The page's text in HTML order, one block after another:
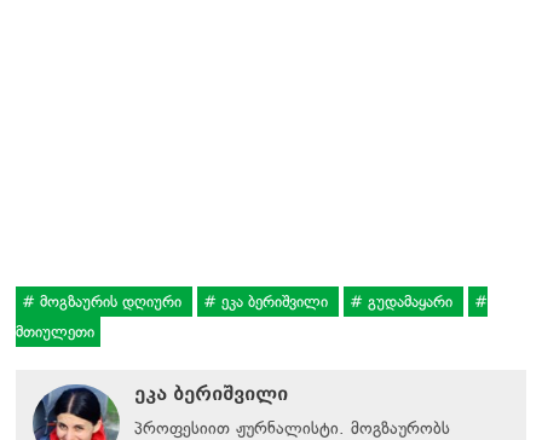
მოგზაურის დღიური ეკა ბერიშვილი
გუდამაყარი
მთიულეთი
ეკა ბერიშვილი
პროფესიით ჟურნალისტი. მოგზაურობს